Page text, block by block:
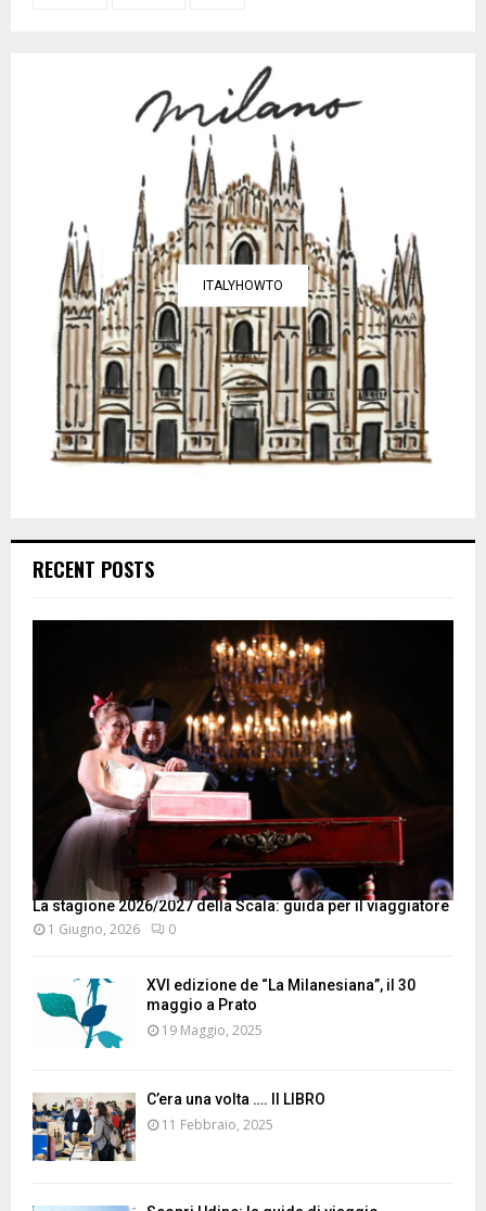
ITALYHOWTO
RECENT POSTS
La stagione 2026/2027 della Scala: guida per il viaggiatore
1 Giugno, 2026 0
XVI edizione de “La Milanesiana”, il 30
maggio a Prato
19 Maggio, 2025
C’era una volta …. Il LIBRO
11 Febbraio, 2025